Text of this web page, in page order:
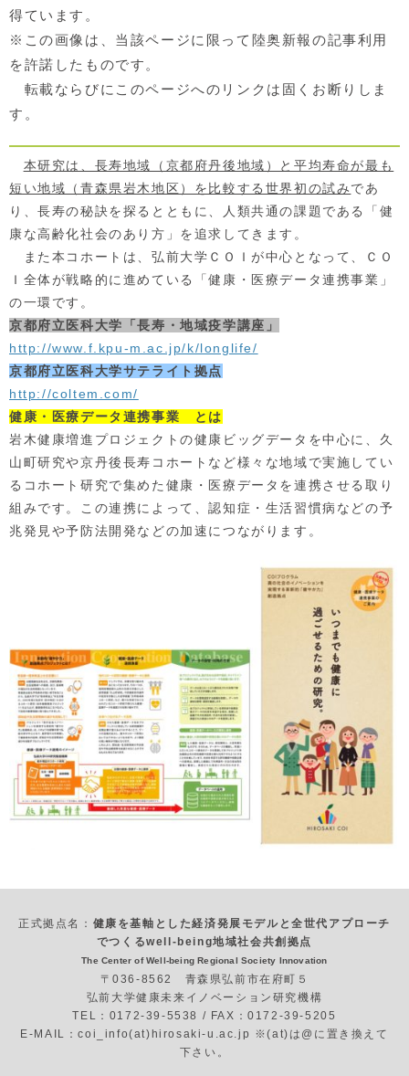
得ています。
※この画像は、当該ページに限って陸奥新報の記事利用
を許諾したものです。
転載ならびにこのページへのリンクは固くお断りしま
す。
本研究は、長寿地域（京都府丹後地域）と平均寿命が最も
短い地域（青森県岩木地区）を比較する世界初の試みであ
り、長寿の秘訣を探るとともに、人類共通の課題である「健
康な高齢化社会のあり方」を追求してきます。
また本コホートは、弘前大学ＣＯＩが中心となって、ＣＯ
Ｉ全体が戦略的に進めている「健康・医療データ連携事業」
の一環です。
京都府立医科大学「長寿・地域疫学講座」
http://www.f.kpu-m.ac.jp/k/longlife/
京都府立医科大学サテライト拠点
http://coltem.com/
健康・医療データ連携事業 とは
岩木健康増進プロジェクトの健康ビッグデータを中心に、久
山町研究や京丹後長寿コホートなど様々な地域で実施してい
るコホート研究で集めた健康・医療データを連携させる取り
組みです。この連携によって、認知症・生活習慣病などの予
兆発見や予防法開発などの加速につながります。
正式拠点名： 健康を基軸とした経済発展モデルと全世代アプローチ
でつくるwell-being地域社会共創拠点
The Center of Well-being Regional Society Innovation
〒036-8562 青森県弘前市在府町５
弘前大学健康未来イノベーション研究機構
TEL：0172-39-5538 / FAX：0172-39-5205
E-MAIL：coi_info(at)hirosaki-u.ac.jp ※(at)は@に置き換えて
下さい。